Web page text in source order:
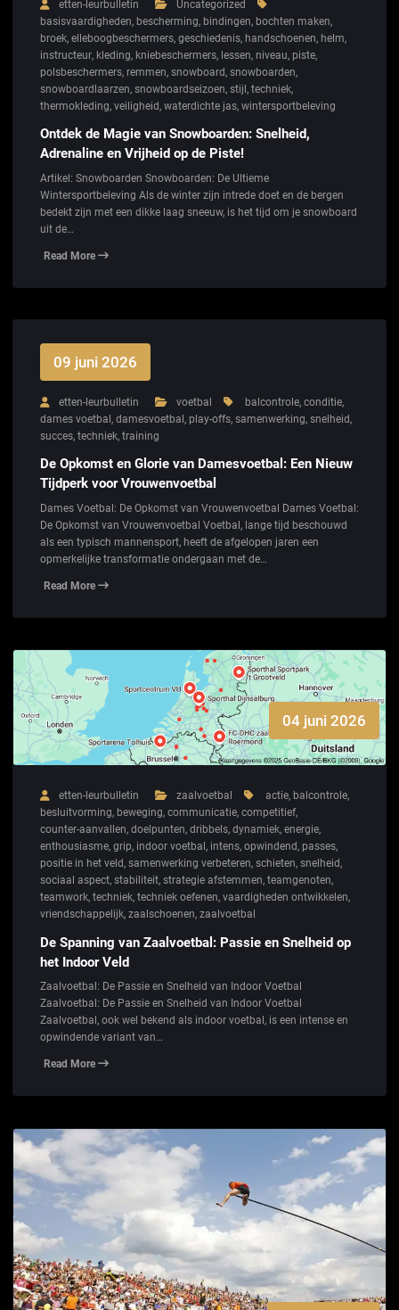
etten-leurbulletin
Uncategorized
basisvaardigheden, bescherming, bindingen, bochten maken,
broek, elleboogbeschermers, geschiedenis, handschoenen, helm,
instructeur, kleding, kniebeschermers, lessen, niveau, piste,
polsbeschermers, remmen, snowboard, snowboarden,
snowboardlaarzen, snowboardseizoen, stijl, techniek,
thermokleding, veiligheid, waterdichte jas, wintersportbeleving
Ontdek de Magie van Snowboarden: Snelheid,
Adrenaline en Vrijheid op de Piste!
Artikel: Snowboarden Snowboarden: De Ultieme
Wintersportbeleving Als de winter zijn intrede doet en de bergen
bedekt zijn met een dikke laag sneeuw, is het tijd om je snowboard
uit de…
Read More
09 juni 2026
etten-leurbulletin voetbal balcontrole, conditie,
dames voetbal, damesvoetbal, play-offs, samenwerking, snelheid,
succes, techniek, training
De Opkomst en Glorie van Damesvoetbal: Een Nieuw
Tijdperk voor Vrouwenvoetbal
Dames Voetbal: De Opkomst van Vrouwenvoetbal Dames Voetbal:
De Opkomst van Vrouwenvoetbal Voetbal, lange tijd beschouwd
als een typisch mannensport, heeft de afgelopen jaren een
opmerkelijke transformatie ondergaan met de…
Read More
04 juni 2026
etten-leurbulletin zaalvoetbal actie, balcontrole,
besluitvorming, beweging, communicatie, competitief,
counter-aanvallen, doelpunten, dribbels, dynamiek, energie,
enthousiasme, grip, indoor voetbal , intens, opwindend, passes,
positie in het veld, samenwerking verbeteren, schieten, snelheid,
sociaal aspect, stabiliteit, strategie afstemmen, teamgenoten,
teamwork, techniek, techniek oefenen, vaardigheden ontwikkelen,
vriendschappelijk, zaalschoenen, zaalvoetbal
De Spanning van Zaalvoetbal: Passie en Snelheid op
het Indoor Veld
Zaalvoetbal: De Passie en Snelheid van Indoor Voetbal
Zaalvoetbal: De Passie en Snelheid van Indoor Voetbal
Zaalvoetbal, ook wel bekend als indoor voetbal, is een intense en
opwindende variant van…
Read More